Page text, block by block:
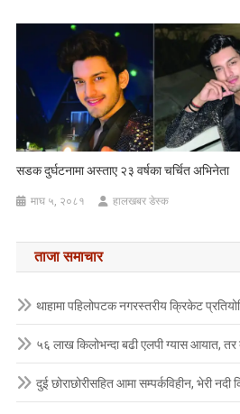
सडक दुर्घटनामा अस्ताए २३ वर्षका चर्चित अभिनेता
माघ ५, २०८१ हालखबर डेस्क
ताजा समाचार
थाहामा पहिलोपटक नगरस्तरीय क्रिकेट
५६ लाख किलोभन्दा बढी एलपी ग्यास आयात, तर
दुई छोराछोरीसहित आमा सम्पर्कविहीन, भेरी नदी